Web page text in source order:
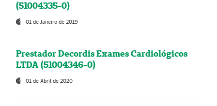
(51004335-0)
01 de Janeiro de 2019
Prestador Decordis Exames Cardiológicos
LTDA (51004346-0)
01 de Abril de 2020